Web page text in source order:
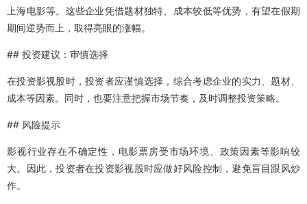
上海电影等。这些企业凭借题材独特、成本较低等优势，有望在假期
期间逆势而上，取得亮眼的涨幅。
## 投资建议：审慎选择
在投资影视股时，投资者应谨慎选择，综合考虑企业的实力、题材、
成本等因素。同时，也要注意把握市场节奏，及时调整投资策略。
## 风险提示
影视行业存在不确定性，电影票房受市场环境、政策因素等影响较
大。因此，投资者在投资影视股时应做好风险控制，避免盲目跟风炒
作。